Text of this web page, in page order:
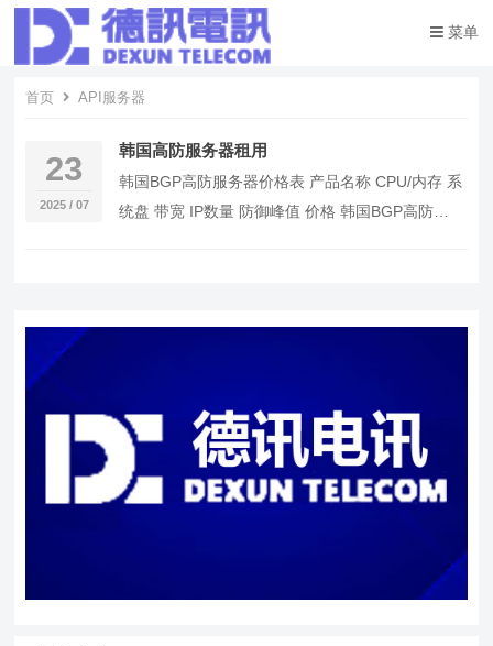
菜单
首页 API服务器
23
2025 / 07
韩国高防服务器租用
韩国BGP高防服务器价格表 产品名称 CPU/内存 系
统盘 带宽 IP数量 防御峰值 价格 韩国BGP高防